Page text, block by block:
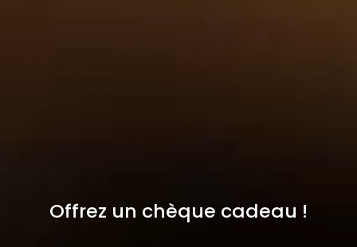
Offrez un chèque cadeau !